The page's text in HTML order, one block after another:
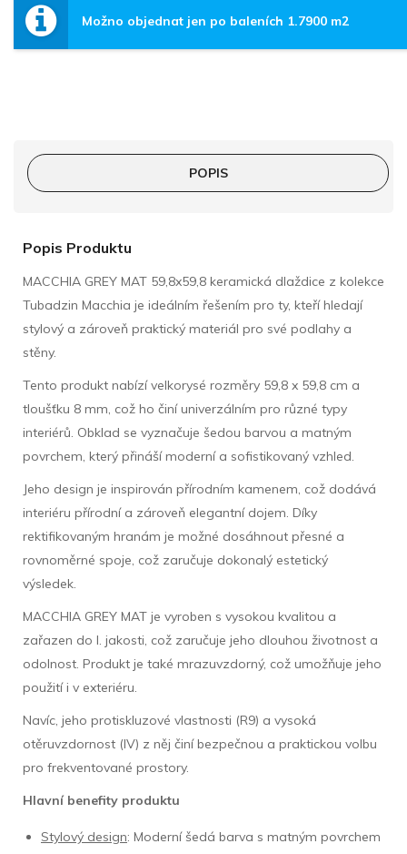
Možno objednat jen po baleních 1.7900 m2
POPIS
Popis Produktu
MACCHIA GREY MAT 59,8x59,8 keramická dlaždice z kolekce
Tubadzin Macchia je ideálním řešením pro ty, kteří hledají
stylový a zároveň praktický materiál pro své podlahy a
stěny.
Tento produkt nabízí velkorysé rozměry 59,8 x 59,8 cm a
tloušťku 8 mm, což ho činí univerzálním pro různé typy
interiérů. Obklad se vyznačuje šedou barvou a matným
povrchem, který přináší moderní a sofistikovaný vzhled.
Jeho design je inspirován přírodním kamenem, což dodává
interiéru přírodní a zároveň elegantní dojem. Díky
rektifikovaným hranám je možné dosáhnout přesné a
rovnoměrné spoje, což zaručuje dokonalý estetický
výsledek.
MACCHIA GREY MAT je vyroben s vysokou kvalitou a
zařazen do I. jakosti, což zaručuje jeho dlouhou životnost a
odolnost. Produkt je také mrazuvzdorný, což umožňuje jeho
použití i v exteriéru.
Navíc, jeho protiskluzové vlastnosti (R9) a vysoká
otěruvzdornost (IV) z něj činí bezpečnou a praktickou volbu
pro frekventované prostory.
Hlavní benefity produktu
Stylový design: Moderní šedá barva s matným povrchem